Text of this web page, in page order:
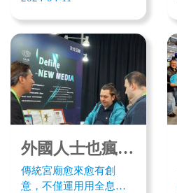
科技迎賓，結合3D AR互
動科技規劃「宮廟文化
科技之旅」，除了時下
熱門的裸視3D虎爺互動
體驗，數位錢母及線上
光明燈，還有AR擴增科
技，透過虎爺帶領，帶
圍各大景點尋找虎爺，
藉由科技穿梭嘉義，體
驗百年宮廟文化。
外國人士也瘋嘉義虎爺 天衍互動「虎爺丟元寶」傳統文化添新意
傳統宮廟愈來愈有創
意，不僅運用用全息投